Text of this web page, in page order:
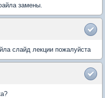
замены.
слайд лекции пожалуйста